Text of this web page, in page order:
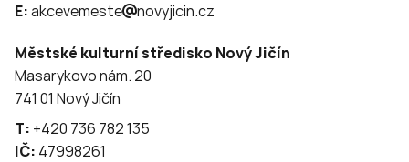
E:akcevemeste novyjicin.cz
Městské kulturní středisko Nový Jičín
Masarykovo nám. 20
741 01 Nový Jičín
T: +420 736 782 135
IČ: 47998261